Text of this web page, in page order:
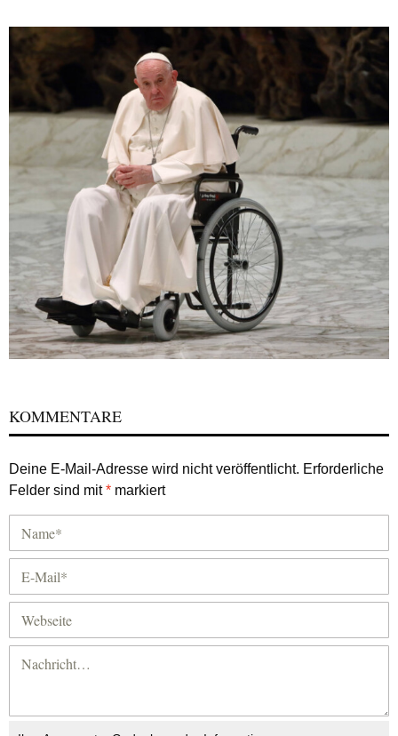
KOMMENTARE
Deine E-Mail-Adresse wird nicht veröffentlicht. Erforderliche
Felder sind mit* markiert